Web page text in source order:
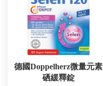
德國Doppelherz微量元素
硒緩釋錠